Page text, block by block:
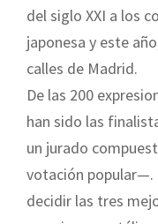
del siglo XXI a los
japonesa y este
calles de Madrid.
De las 200
han sido las
un jurado
votación popular—.
decidir las tres